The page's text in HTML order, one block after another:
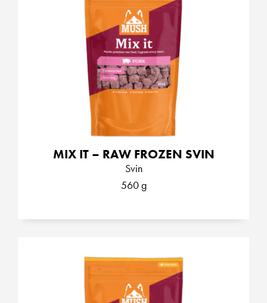
MIX IT – RAW FROZEN SVIN
Svin
560 g